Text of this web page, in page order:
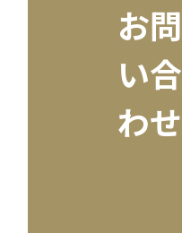
お問
い合
わせ